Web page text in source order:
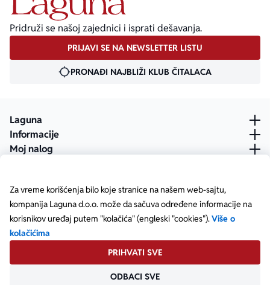
Za vreme korišćenja bilo koje stranice na našem web-sajtu,
kompanija Laguna d.o.o. može da sačuva određene informacije na
korisnikov uređaj putem "kolačića" (engleski "cookies").Više o
kolačićima
PRIHVATI SVE
ODBACI SVE
Pridruži se našoj zajednici i isprati dešavanja.
PRIJAVI SE NA NEWSLETTER LISTU
PRONAĐI NAJBLIŽI KLUB ČITALACA
Laguna
Informacije
Moj nalog
Copyright © Laguna d.o.o. Starine Novaka 23, Beograd •
Posetite našu Facebook stranicu
Posetite našu X stranicu
Posetite našu Instagram stranicu
Posetite naš YouTube
Posetite našu TikTok stranicu
Posetite našu LinkedIn stranicu